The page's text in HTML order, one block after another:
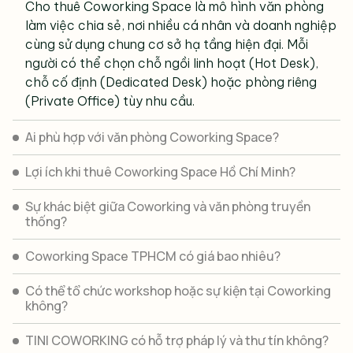
gói dịch vụ. Đây là bước tiến nâng cấp so với
Coworking Office truyền thống khi chú trọng mạnh
mẽ vào trải nghiệm người dùng và yếu tố phát triển
bền vững.
Khác gì với Working Space?
Coworking nhấn mạnh yếu tố cộng đồng và kết nối –
nơi những người làm việc tự do, startup hay doanh
nghiệp nhỏ có thể gặp gỡ, chia sẻ ý tưởng và hợp tác.
Working Space đơn giản là không gian làm việc, còn
Coworking Space là không gian làm việc cộng hưởng,
vừa làm việc, vừa kết nối, vừa truyền cảm hứng.
Cho thuê Coworking Space là mô hình văn phòng
làm việc chia sẻ, nơi nhiều cá nhân và doanh nghiệp
cùng sử dụng chung cơ sở hạ tầng hiện đại. Mỗi
người có thể chọn chỗ ngồi linh hoạt (Hot Desk),
chỗ cố định (Dedicated Desk) hoặc phòng riêng
(Private Office) tùy nhu cầu.
Ai phù hợp với văn phòng Coworking Space?
Lợi ích khi thuê Coworking Space Hồ Chí Minh?
Sự khác biệt giữa Coworking và văn phòng truyền
thống?
Coworking Space TPHCM có giá bao nhiêu?
Có thể tổ chức workshop hoặc sự kiện tại Coworking
không?
TINI COWORKING có hỗ trợ pháp lý và thư tín không?